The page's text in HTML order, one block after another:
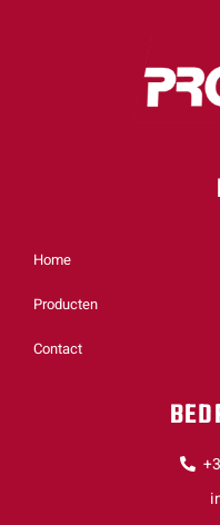
Home
Producten
Contact